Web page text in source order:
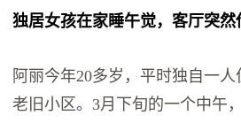
独居女孩在家睡午觉，客厅突然
阿丽今年20多岁，平时独自一
老旧小区。3月下旬的一个中午